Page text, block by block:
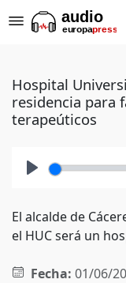
Hospital
residencia para
terapeúticos
El alcalde de
el HUC será un
Fecha: 01/06/